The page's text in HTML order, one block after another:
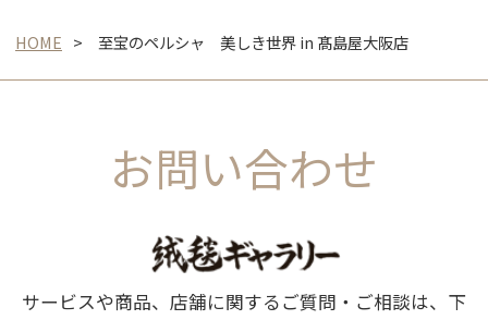
HOME 至宝のペルシャ 美しき世界 in 髙島屋大阪店
お問い合わせ
サービスや商品、店舗に関するご質問・ご相談は、下